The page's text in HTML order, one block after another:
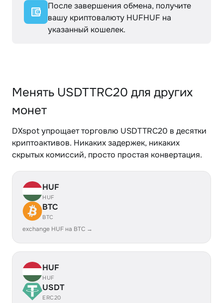
После завершения обмена, получите
вашу криптовалюту HUFHUF на
указанный кошелек.
Менять USDTTRC20 для других
монет
DXspot упрощает торговлю USDTTRC20 в десятки
криптоактивов. Никаких задержек, никаких
скрытых комиссий, просто простая конвертация.
HUF
HUF
BTC
BTC
exchange HUF на BTC →
HUF
HUF
USDT
ERC20